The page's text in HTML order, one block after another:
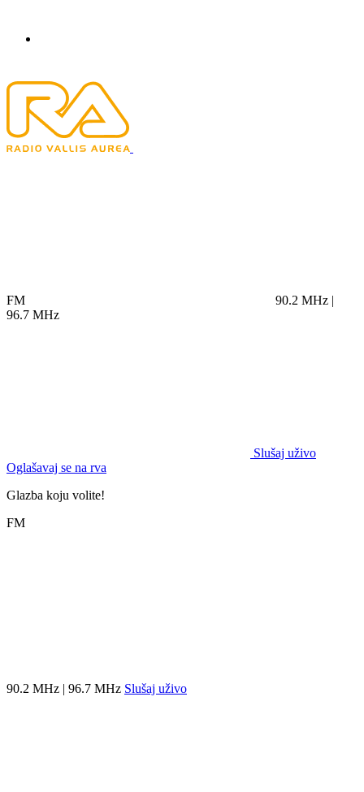
FM
90.2 MHz |
96.7 MHz
Slušaj uživo
Oglašavaj se na rva
Glazba koju volite!
FM
90.2 MHz | 96.7 MHz Slušaj uživo